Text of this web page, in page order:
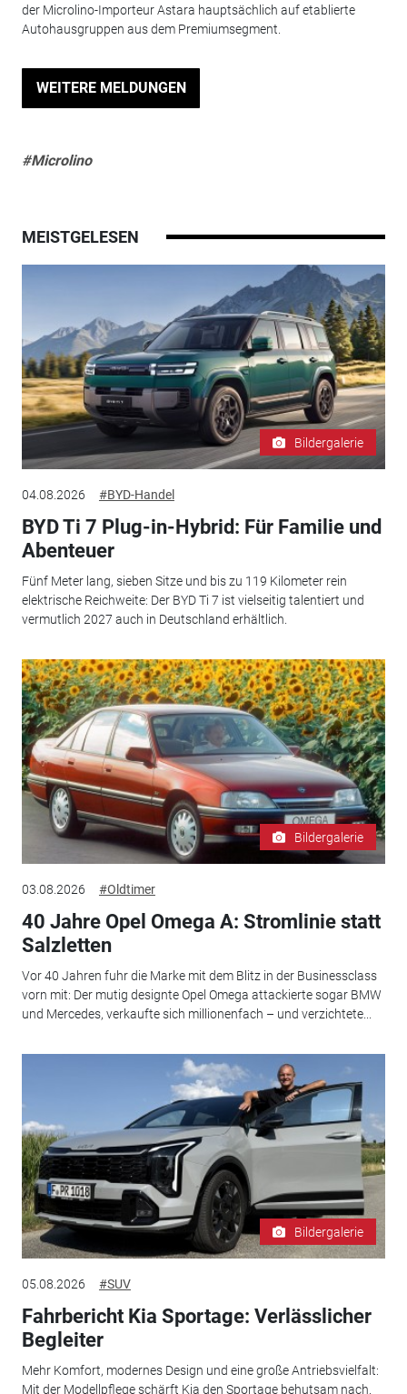
der Microlino-Importeur Astara hauptsächlich auf etablierte
Autohausgruppen aus dem Premiumsegment.
WEITERE MELDUNGEN
#Microlino
MEISTGELESEN
Bildergalerie
04.08.2026 #BYD-Handel
BYD Ti 7 Plug-in-Hybrid: Für Familie und
Abenteuer
Fünf Meter lang, sieben Sitze und bis zu 119 Kilometer rein
elektrische Reichweite: Der BYD Ti 7 ist vielseitig talentiert und
vermutlich 2027 auch in Deutschland erhältlich.
Bildergalerie
03.08.2026 #Oldtimer
40 Jahre Opel Omega A: Stromlinie statt
Salzletten
Vor 40 Jahren fuhr die Marke mit dem Blitz in der Businessclass
vorn mit: Der mutig designte Opel Omega attackierte sogar BMW
und Mercedes, verkaufte sich millionenfach – und verzichtete...
Bildergalerie
05.08.2026 #SUV
Fahrbericht Kia Sportage: Verlässlicher
Begleiter
Mehr Komfort, modernes Design und eine große Antriebsvielfalt:
Mit der Modellpflege schärft Kia den Sportage behutsam nach.